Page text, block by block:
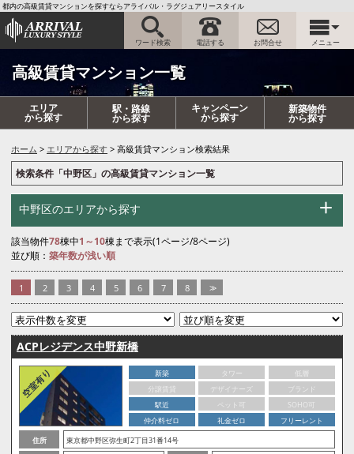
都内の高級賃貸マンションを探すならアライバル・ラグジュアリースタイル
ワード検索 電話する お問合せ メニュー
高級賃貸マンション一覧
エリア
から探す
駅・路線
から探す
キャンペーン
から探す
新築物件
から探す
ホーム エリアから探す 高級賃貸マンション検索結果
検索条件「中野区」の高級賃貸マンション一覧
中野区のエリアから探す
該当物件78棟中1～10棟まで表示(1ページ/8ページ)
並び順： 築年数が浅い順
1 2 3 4 5 6 7 8 >>
ACPレジデンス中野新橋
新築 タワー
低層
分譲賃貸
デザイナーズ
ブランド
駅近
ペット可
SOHO可
仲介料ゼロ
礼金ゼロ
フリーレント
住所
東京都中野区弥生町2丁目31番14号